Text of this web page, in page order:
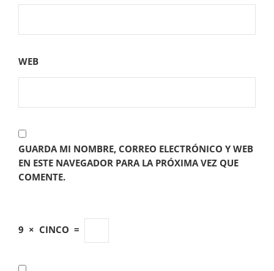
WEB
GUARDA MI NOMBRE, CORREO ELECTRÓNICO Y WEB
EN ESTE NAVEGADOR PARA LA PRÓXIMA VEZ QUE
COMENTE.
9 × CINCO =